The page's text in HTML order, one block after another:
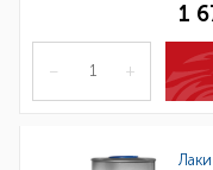
1
– +